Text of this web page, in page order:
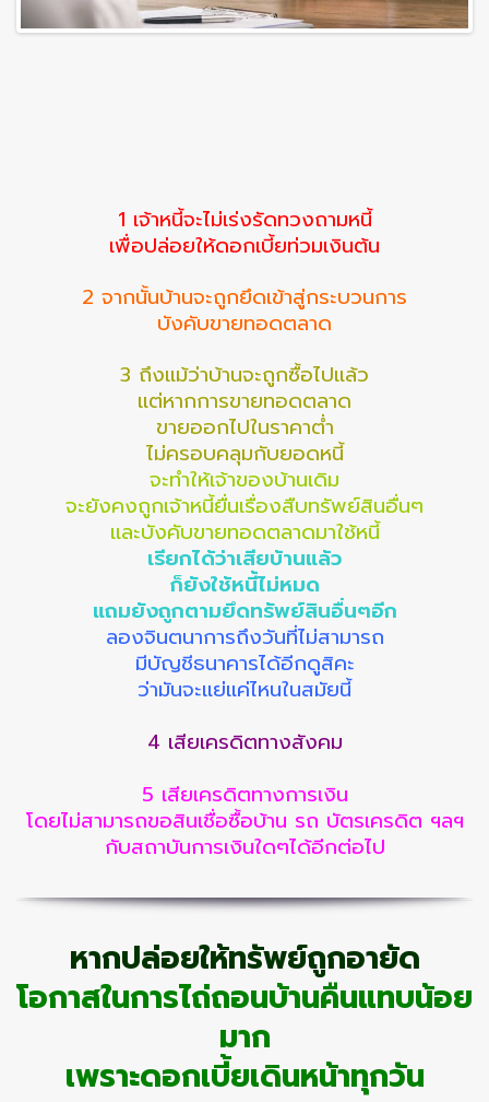
1 เจ้าหนี้จะไม่เร่งรัดทวงถามหนี้
เพื่อปล่อยให้ดอกเบี้ยท่วมเงินต้น
2 จากนั้นบ้านจะถูกยึดเข้าสู่กระบวนการ
บังคับขายทอดตลาด
3 ถึงแม้ว่าบ้านจะถูกซื้อไปแล้ว
แต่หากการขายทอดตลาด
ขายออกไปในราคาต่ำ
ไม่ครอบคลุมกับยอดหนี้
จะทำให้เจ้าของบ้านเดิม
จะยังคงถูกเจ้าหนี้ยื่นเรื่องสืบทรัพย์สินอื่นๆ
และบังคับขายทอดตลาดมาใช้หนี้
เรียกได้ว่าเสียบ้านแล้ว
ก็ยังใช้หนี้ไม่หมด
แถมยังถูกตามยึดทรัพย์สินอื่นๆอีก
ลองจินตนาการถึงวันที่ไม่สามารถ
มีบัญชีธนาคารได้อีกดูสิคะ
ว่ามันจะแย่แค่ไหนในสมัยนี้
4 เสียเครดิตทางสังคม
5 เสียเครดิตทางการเงิน
โดยไม่สามารถขอสินเชื่อซื้อบ้าน รถ บัตรเครดิต ฯลฯ
กับสถาบันการเงินใดๆได้อีกต่อไป
หากปล่อยให้ทรัพย์ถูกอายัด
โอกาสในการไถ่ถอนบ้านคืนแทบน้อย
มาก
เพราะดอกเบี้ยเดินหน้าทุกวัน